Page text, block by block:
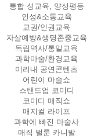
통합 성교육, 양성평등
인성&소통교육
교권/인권교육
자살예방&생명존중교육
독립역사/통일교육
과학마술/환경교육
미리내 공연콘텐츠
어린이 마술쇼
스탠드업 코미디
코미디 매직쇼
매지컬 라이프
과학에 빠진 마술사
매직 벌룬 카니발